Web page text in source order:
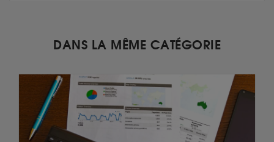
DANS LA MÊME CATÉGORIE